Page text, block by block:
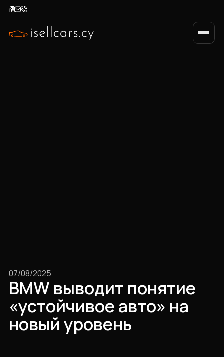
07/08/2025
BMW выводит понятие
«устойчивое авто» на
новый уровень